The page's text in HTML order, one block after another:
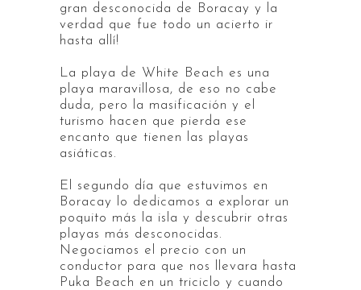
gran desconocida de Boracay y la
verdad que fue todo un acierto ir
hasta allí!
La playa de White Beach es una
playa maravillosa, de eso no cabe
duda, pero la masificación y el
turismo hacen que pierda ese
encanto que tienen las playas
asiáticas.
El segundo día que estuvimos en
Boracay lo dedicamos a explorar un
poquito más la isla y descubrir otras
playas más desconocidas.
Negociamos el precio con un
conductor para que nos llevara hasta
Puka Beach en un triciclo y cuando